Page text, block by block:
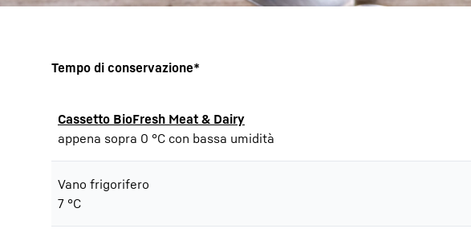
Maggiori informazioni sulla società
Tempo di conservazione*
Cassetto BioFresh Meat & Dairy
appena sopra 0 °C con bassa umidità
Vano frigorifero
7 °C